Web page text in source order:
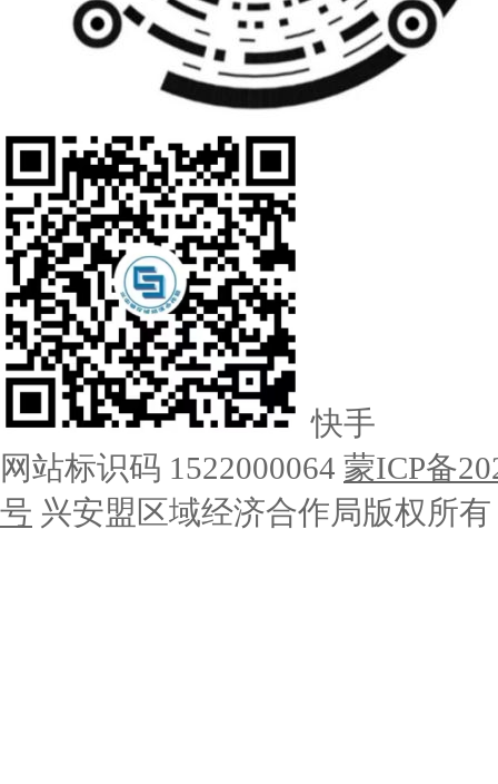
快手
网站标识码 1522000064 蒙ICP备
号 兴安盟区域经济合作局版权所有